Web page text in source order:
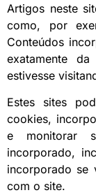
Artigos neste
como, por
Conteúdos
exatamente
estivesse
Estes sites
cookies,
e monitorar
incorporado,
incorporado se
com o site.